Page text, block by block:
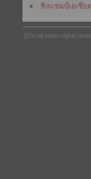
ชิงแชมป์เอเชีย
[EN] All video rights